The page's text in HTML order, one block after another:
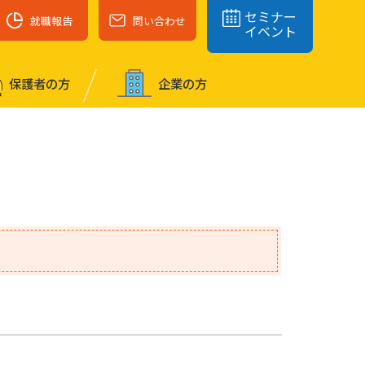
就職報告 問い合わせ セミナー
イベント
保護者の⽅ 企業の⽅